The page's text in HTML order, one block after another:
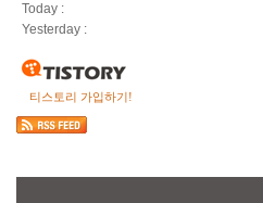
Today :
Yesterday :
티스토리 가입하기!